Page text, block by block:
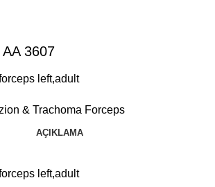
3607
left,adult
& Trachoma Forceps
AÇIKLAMA
left,adult